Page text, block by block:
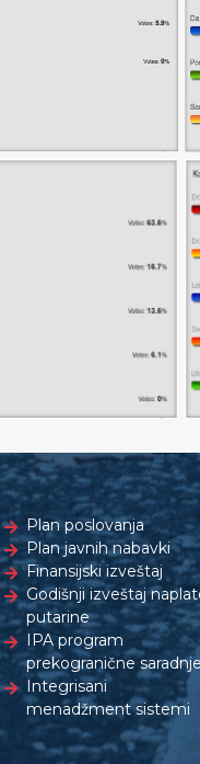
Plan poslovanja
Plan javnih nabavki
Finansijski izveštaj
Godišnji izveštaj
putarine
IPA program
prekogranične saradnje
Integrisani
menadžment sistemi